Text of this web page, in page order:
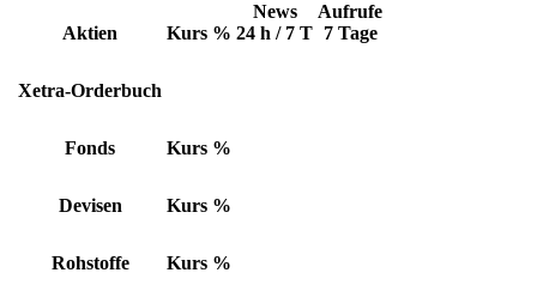
Aktien Kurs %
News
24 h / 7 T
Aufrufe
7 Tage
Xetra-Orderbuch
Fonds Kurs %
Devisen Kurs %
Rohstoffe Kurs %